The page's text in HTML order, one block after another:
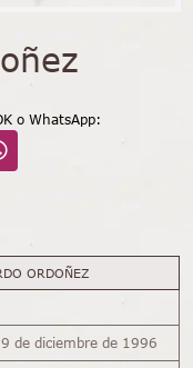
o WhatsApp:
ORDOÑEZ
de diciembre de 1996